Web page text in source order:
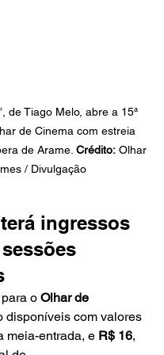
de Tiago Melo, abre a 15ª
de Cinema com estreia
de Arame. Crédito: Olhar
/ Divulgação
ingressos
o Olhar de
disponíveis com valores
meia-entrada, e R$ 16,